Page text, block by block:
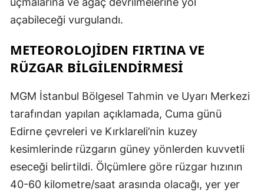
açabileceği vurgulandı.
METEOROLOJIDEN FIRTINA VE
RÜZGAR BILGILENDIRMESI
MGM İstanbul Bölgesel Tahmin ve Uyarı Merkezi
tarafından yapılan açıklamada, Cuma günü
Edirne çevreleri ve Kırklareli’nin kuzey
kesimlerinde rüzgarın güney yönlerden kuvvetli
eseceği belirtildi. Ölçümlere göre rüzgar hızının
40-60 kilometre/saat arasında olacağı, yer yer